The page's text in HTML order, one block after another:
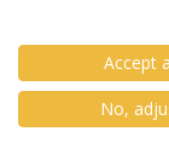
©
Accept
No,